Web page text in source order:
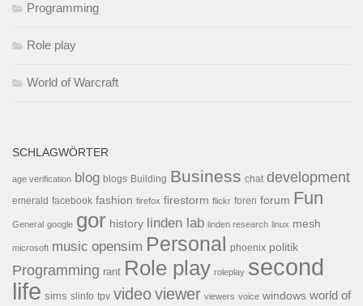
Programming
Role play
World of Warcraft
SCHLAGWÖRTER
age verification blog blogs Building Business chat development
emerald facebook fashion firefox firestorm flickr foren forum Fun
General google gor history linden lab linden research linux mesh
microsoft music opensim Personal phoenix politik
Programming rant Role play roleplay second
life sims slinfo tpv videoviewer viewers voice windows world of